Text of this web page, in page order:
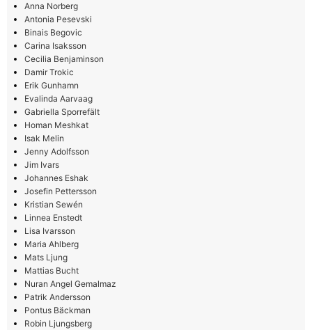
Anna Norberg
Antonia Pesevski
Binais Begovic
Carina Isaksson
Cecilia Benjaminson
Damir Trokic
Erik Gunhamn
Evalinda Aarvaag
Gabriella Sporrefält
Homan Meshkat
Isak Melin
Jenny Adolfsson
Jim Ivars
Johannes Eshak
Josefin Pettersson
Kristian Sewén
Linnea Enstedt
Lisa Ivarsson
Maria Ahlberg
Mats Ljung
Mattias Bucht
Nuran Angel Gemalmaz
Patrik Andersson
Pontus Bäckman
Robin Ljungsberg